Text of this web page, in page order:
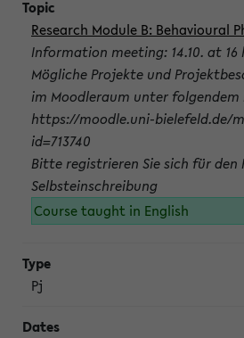
Research Module B: Behavioural
Information meeting: 14.10. at 16
Mögliche Projekte und
im Moodleraum unter folgendem
https://moodle.uni-bielefeld.de/
id=713740
Bitte registrieren Sie sich für den
Selbsteinschreibung
Course taught in English
Pj